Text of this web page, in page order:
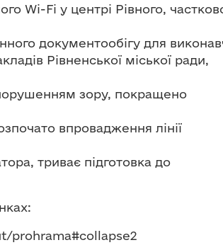
Wi-Fi у центрі Рівного,
документообігу для
Рівненської міської ради,
зору, покращено
впровадження лінії
триває підготовка до
prohrama#collapse2